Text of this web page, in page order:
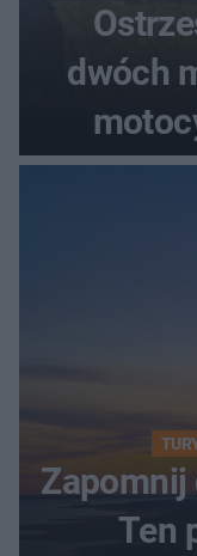
dwóch
Zapomnij
Ten